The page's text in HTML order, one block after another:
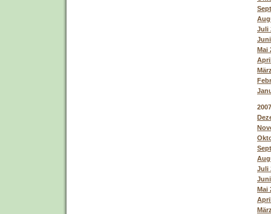
Juli
Mai
2007
Juli
Mai